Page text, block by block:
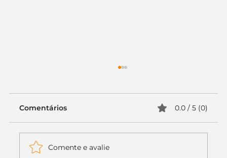
Comentários 0.0 / 5 (0)
Comente e avalie